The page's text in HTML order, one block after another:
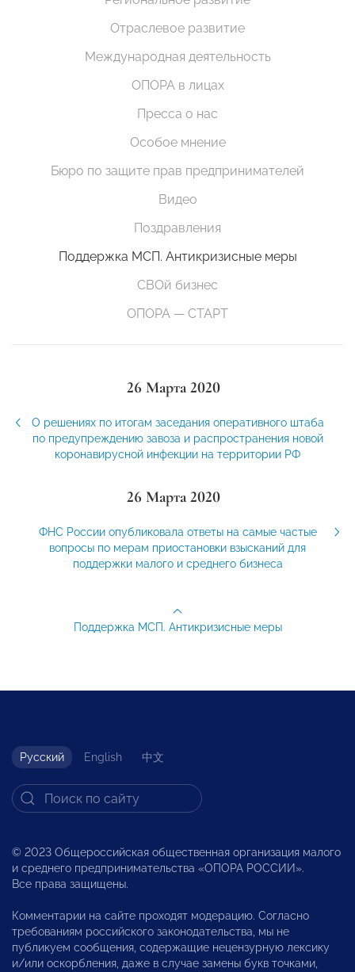
Отраслевое развитие
Международная деятельность
ОПОРА в лицах
Пресса о нас
Особое мнение
Бюро по защите прав предпринимателей
Видео
Поздравления
Поддержка МСП. Антикризисные меры
СВОй бизнес
ОПОРА — СТАРТ
26 Марта 2020
О решениях по итогам заседания оперативного штаба
по предупреждению завоза и распространения новой
коронавирусной инфекции на территории РФ
26 Марта 2020
ФНС России опубликовала ответы на самые частые
вопросы по мерам приостановки взысканий для
поддержки малого и среднего бизнеса
Поддержка МСП. Антикризисные меры
Русский English 中文
© 2023 Общероссийская общественная организация малого
и среднего предпринимательства «ОПОРА РОССИИ».
Все права защищены.
Комментарии на сайте проходят модерацию. Согласно
требованиям российского законодательства, мы не
публикуем сообщения, содержащие нецензурную лексику
и/или оскорбления, даже в случае замены букв точками,